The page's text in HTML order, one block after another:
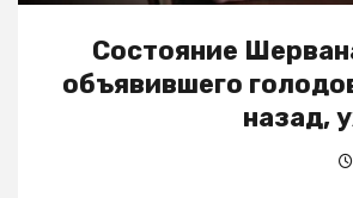
Состояние
объявившего
назад,